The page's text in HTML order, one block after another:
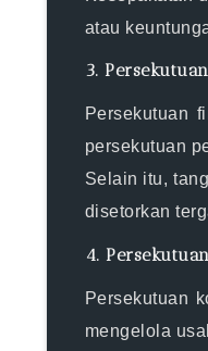
atau
3.
Persekutuan
persekutuan
Selain itu,
disetorkan
4.
Persekutuan
mengelola